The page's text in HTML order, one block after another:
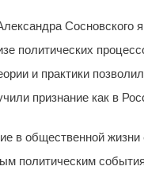
Сосновского
политических
и практики
признание как в
в общественной
политическим